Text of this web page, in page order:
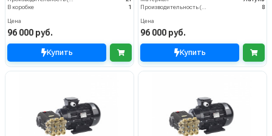
В коробке
1
Цена
96 000 руб.
Купить
8
Цена
96 000 руб.
Купить